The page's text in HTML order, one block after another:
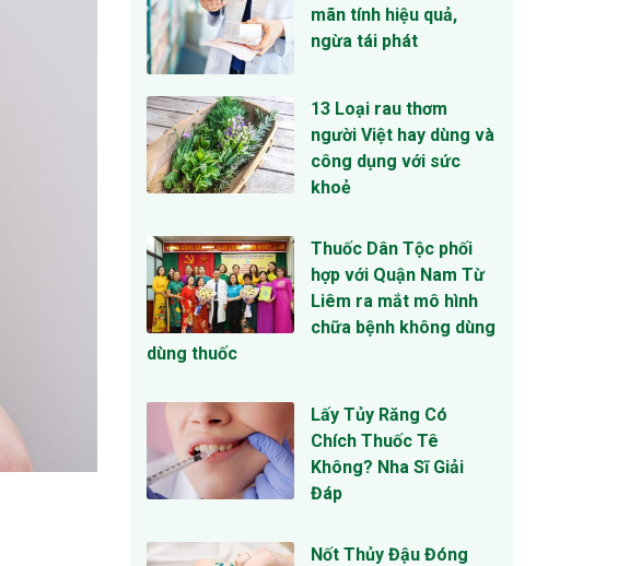
mãn tính hiệu quả,
ngừa tái phát
13 Loại rau thơm
người Việt hay dùng và
công dụng với sức
khoẻ
Thuốc Dân Tộc phối
hợp với Quận Nam Từ
Liêm ra mắt mô hình
chữa bệnh không dùng
dùng thuốc
Lấy Tủy Răng Có
Chích Thuốc Tê
Không? Nha Sĩ Giải
Đáp
Nốt Thủy Đậu Đóng